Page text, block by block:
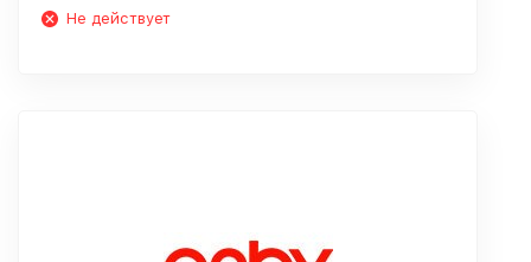
Не действует